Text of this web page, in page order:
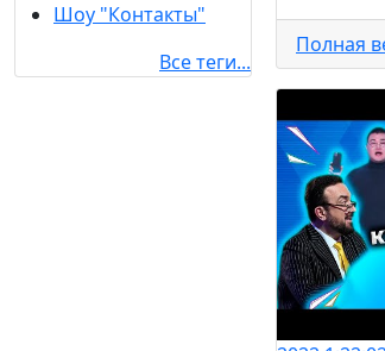
Шоу "Контакты"
Все теги...
Полная